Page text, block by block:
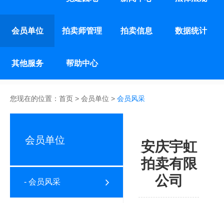
会员单位 拍卖师管理 拍卖信息 数据统计
其他服务 帮助中心
您现在的位置： 首页 > 会员单位 > 会员风采
会员单位
- 会员风采
安庆宇虹
拍卖有限
公司